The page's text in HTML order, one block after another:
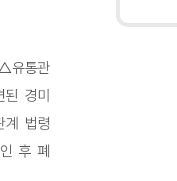
유통관
경미
계 법령
후 폐